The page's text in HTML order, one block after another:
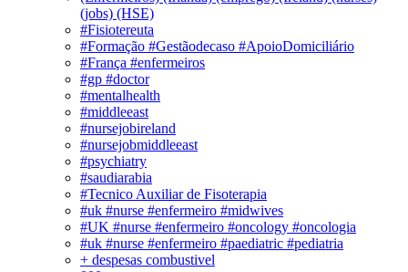
(jobs) (HSE)
#Fisiotereuta
#Formação #Gestãodecaso #ApoioDomiciliário
#França #enfermeiros
#gp #doctor
#mentalhealth
#middleeast
#nursejobireland
#nursejobmiddleeast
#psychiatry
#saudiarabia
#Tecnico Auxiliar de Fisoterapia
#uk #nurse #enfermeiro #midwives
#UK #nurse #enfermeiro #oncology #oncologia
#uk #nurse #enfermeiro #paediatric #pediatria
+ despesas combustivel